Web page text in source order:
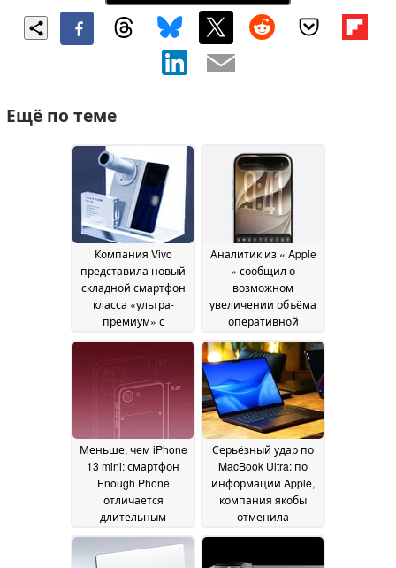
Ещё по теме
Компания Vivo
представила новый
складной смартфон
класса «ультра-
премиум» с
Fold7 от « Galaxy », а
также подтвердила
его глобальный
запуск27 June 2026
Аналитик из « Apple
» сообщил о
возможном
увеличении объёма
оперативной
iPhone 18 и iPhone
18e, но всё не так,
как вы думаете27 June
2026
Меньше, чем iPhone
13 mini: смартфон
Enough Phone
отличается
длительным
автономной работы
Серьёзный удар по
MacBook Ultra: по
информации Apple,
компания якобы
отменила